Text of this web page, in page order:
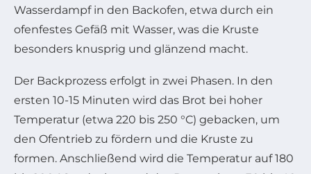
Wasserdampf in den Backofen, etwa durch ein
ofenfestes Gefäß mit Wasser, was die Kruste
besonders knusprig und glänzend macht.
Der Backprozess erfolgt in zwei Phasen. In den
ersten 10-15 Minuten wird das Brot bei hoher
Temperatur (etwa 220 bis 250 °C) gebacken, um
den Ofentrieb zu fördern und die Kruste zu
formen. Anschließend wird die Temperatur auf 180